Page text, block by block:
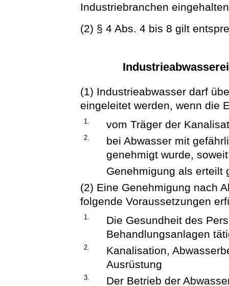
Industriebranchen
(2) § 4 Abs. 4 bis 8 gilt
(1) Industrieabwasser darf
eingeleitet werden, wenn die
1. vom Träger der
2.
bei Abwasser mit
genehmigt wurde,
Genehmigung als erteilt
(2) Eine Genehmigung nach
folgende Voraussetzungen
1.
Die Gesundheit des
Behandlungsanlagen
2.
Kanalisation,
Ausrüstung
3. Der Betrieb der